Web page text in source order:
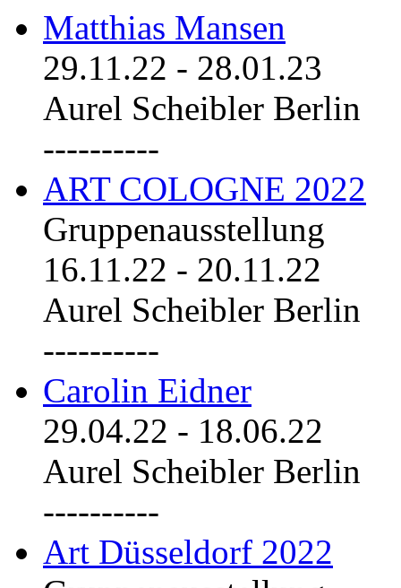
Matthias Mansen
29.11.22 - 28.01.23
Aurel Scheibler Berlin
----------
ART COLOGNE 2022
Gruppenausstellung
16.11.22 - 20.11.22
Aurel Scheibler Berlin
----------
Carolin Eidner
29.04.22 - 18.06.22
Aurel Scheibler Berlin
----------
Art Düsseldorf 2022